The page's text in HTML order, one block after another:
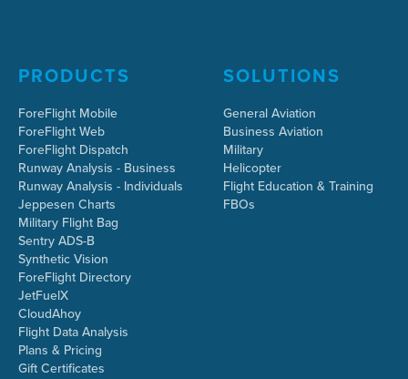
PRODUCTS
ForeFlight Mobile
ForeFlight Web
ForeFlight Dispatch
Runway Analysis - Business
Runway Analysis - Individuals
Jeppesen Charts
Military Flight Bag
Sentry ADS-B
Synthetic Vision
ForeFlight Directory
JetFuelX
CloudAhoy
Flight Data Analysis
Plans & Pricing
Gift Certificates
SOLUTIONS
General Aviation
Business Aviation
Military
Helicopter
Flight Education & Training
FBOs